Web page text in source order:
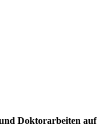
Doktorarbeiten